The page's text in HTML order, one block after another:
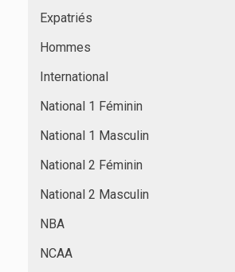
Expatriés
Hommes
International
National 1 Féminin
National 1 Masculin
National 2 Féminin
National 2 Masculin
NBA
NCAA